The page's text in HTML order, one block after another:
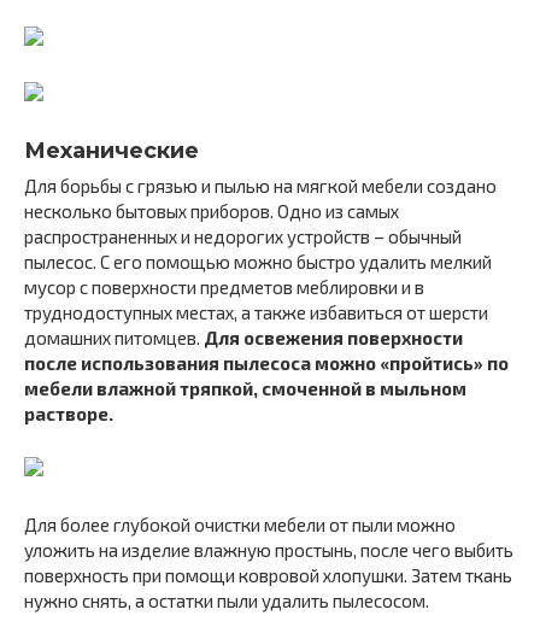
Механические
Для борьбы с грязью и пылью на мягкой мебели создано
несколько бытовых приборов. Одно из самых
распространенных и недорогих устройств – обычный
пылесос. С его помощью можно быстро удалить мелкий
мусор с поверхности предметов меблировки и в
труднодоступных местах, а также избавиться от шерсти
домашних питомцев. Для освежения поверхности
после использования пылесоса можно «пройтись» по
мебели влажной тряпкой, смоченной в мыльном
растворе.
Для более глубокой очистки мебели от пыли можно
уложить на изделие влажную простынь, после чего выбить
поверхность при помощи ковровой хлопушки. Затем ткань
нужно снять, а остатки пыли удалить пылесосом.